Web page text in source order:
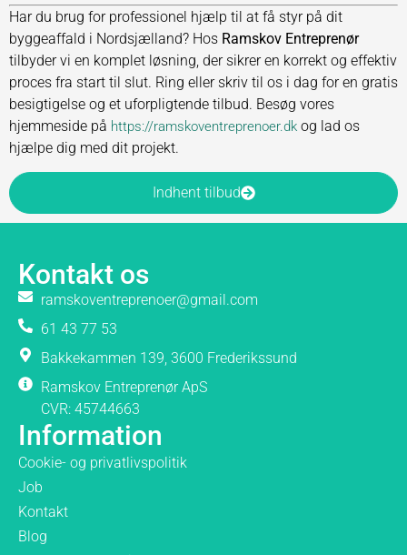
Har du brug for professionel hjælp til at få styr på dit
byggeaffald i Nordsjælland? Hos Ramskov Entreprenør
tilbyder vi en komplet løsning, der sikrer en korrekt og effektiv
proces fra start til slut. Ring eller skriv til os i dag for en gratis
besigtigelse og et uforpligtende tilbud. Besøg vores
hjemmeside på https://ramskoventreprenoer.dk og lad os
hjælpe dig med dit projekt.
Indhent tilbud
Kontakt os
ramskoventreprenoer@gmail.com
61 43 77 53
Bakkekammen 139, 3600 Frederikssund
Ramskov Entreprenør ApS
CVR: 45744663
Information
Cookie- og privatlivspolitik
Job
Kontakt
Blog